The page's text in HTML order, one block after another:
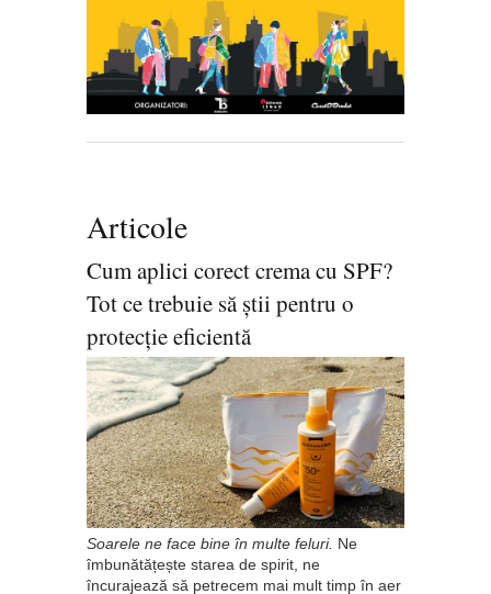
Articole
Cum aplici corect crema cu SPF?
Tot ce trebuie să știi pentru o
protecție eficientă
Soarele ne face bine în multe feluri. Ne
îmbunătățește starea de spirit, ne
încurajează să petrecem mai mult timp în aer